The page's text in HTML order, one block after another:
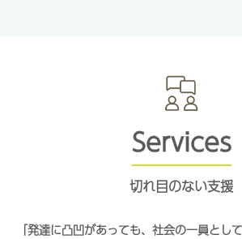
Services
切れ目のない支援
「発達に凸凹があっても、社会の一員とし